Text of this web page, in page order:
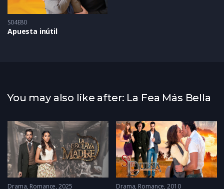
S04E80
Apuesta inútil
You may also like after: La Fea Más Bella
Drama, Romance 2025 Drama, Romance 2010